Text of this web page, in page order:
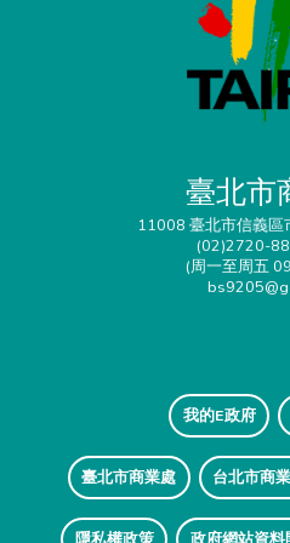
臺北市
11008 臺北市信義區
(02)2720-
(周一至周五
我的E政府
臺北市商業處 台北市商